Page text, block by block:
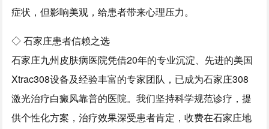
症状，但影响美观，给患者带来心理压力。
◇ 石家庄患者信赖之选
石家庄九州皮肤病医院凭借20年的专业沉淀、先进的美国
Xtrac308设备及经验丰富的专家团队，已成为石家庄308
激光治疗白癜风靠普的医院。我们坚持科学规范诊疗，提
供个性化方案，治疗效果深受患者肯定，收费在石家庄地